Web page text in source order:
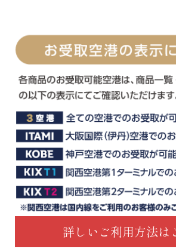
詳しいご利用方法は